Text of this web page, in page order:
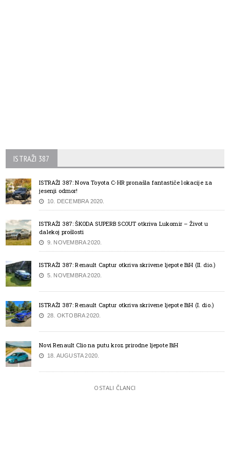
ISTRAŽI 387
ISTRAŽI 387: Nova Toyota C-HR pronašla fantastiče lokacije za
jesenji odmor!
10. DECEMBRA 2020.
ISTRAŽI 387: ŠKODA SUPERB SCOUT otkriva Lukomir – Život u
dalekoj prošlosti
9. NOVEMBRA 2020.
ISTRAŽI 387: Renault Captur otkriva skrivene ljepote BiH (II. dio.)
5. NOVEMBRA 2020.
ISTRAŽI 387: Renault Captur otkriva skrivene ljepote BiH (I. dio.)
28. OKTOBRA 2020.
Novi Renault Clio na putu kroz prirodne ljepote BiH
18. AUGUSTA 2020.
OSTALI ČLANCI